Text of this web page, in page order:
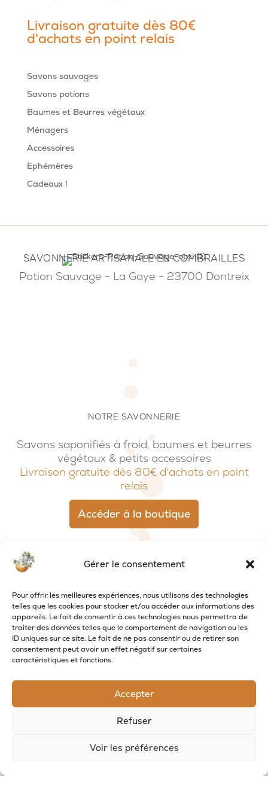
Gérer le consentement
Pour offrir les meilleures expériences, nous utilisons des technologies
telles que les cookies pour stocker et/ou accéder aux informations des
appareils. Le fait de consentir à ces technologies nous permettra de
traiter des données telles que le comportement de navigation ou les
ID uniques sur ce site. Le fait de ne pas consentir ou de retirer son
consentement peut avoir un effet négatif sur certaines
caractéristiques et fonctions.
Accepter
Refuser
Voir les préférences
Livraison gratuite dès 80€
d'achats en point relais
Savons sauvages
Savons potions
Baumes et Beurres végétaux
Ménagers
Accessoires
Ephémères
Cadeaux !
NOTRE SAVONNERIE
Savons saponifiés à froid, baumes et beurres
végétaux & petits accessoires
Livraison gratuite dès 80€ d'achats en point
relais
Accéder à la boutique
SAVONNERIE ARTISANALE EN COMBRAILLES
Potion Sauvage - La Gaye - 23700 Dontreix
RECEVOIR LES NOUVELLES DE LA SAVONNERIE
Inscrivez-vous à notre newsletter pour
recevoir des offres et suivre nos actus